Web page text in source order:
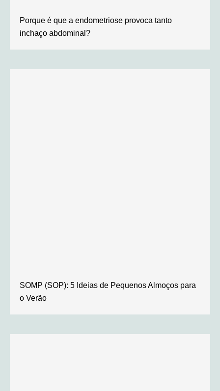
Porque é que a endometriose provoca tanto
inchaço abdominal?
SOMP (SOP): 5 Ideias de Pequenos Almoços para
o Verão